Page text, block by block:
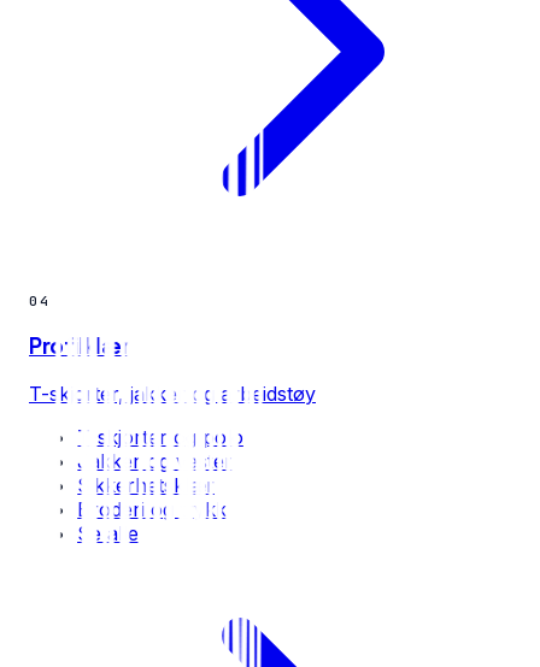
04
Profilklær
T-skjorter, jakker og arbeidstøy
T-skjorter og polo
Jakker og vester
Sikkerhetsklær
Broderi og trykk
Se alle